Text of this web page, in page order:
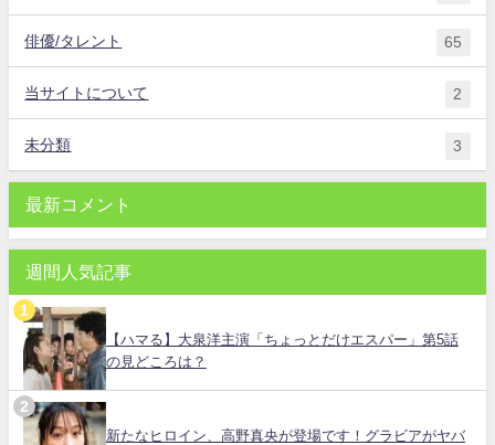
俳優/タレント 65
当サイトについて 2
未分類 3
最新コメント
週間人気記事
【ハマる】大泉洋主演「ちょっとだけエスパー」第5話
の見どころは？
新たなヒロイン、高野真央が登場です！グラビアがヤバ